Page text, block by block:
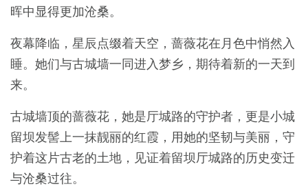
晖中显得更加沧桑。
夜幕降临，星辰点缀着天空，蔷薇花在月色中悄然入
睡。她们与古城墙一同进入梦乡，期待着新的一天到
来。
古城墙顶的蔷薇花，她是厅城路的守护者，更是小城
留坝发髻上一抹靓丽的红霞，用她的坚韧与美丽，守
护着这片古老的土地，见证着留坝厅城路的历史变迁
与沧桑过往。